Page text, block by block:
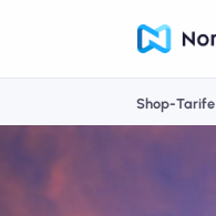
Shop-Tarife